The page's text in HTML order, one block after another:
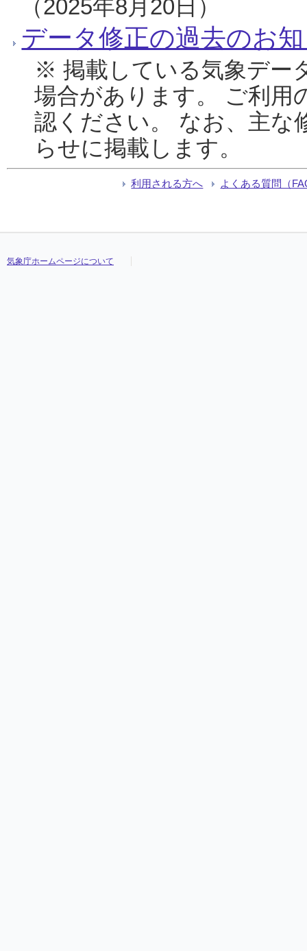
（2025年8月20日）
データ修正の過去のお
※ 掲載している気象デー
場合があります。 ご利用
認ください。 なお、主な
らせに掲載します。
利用される方へ よくある質問（
気象庁ホームページについて